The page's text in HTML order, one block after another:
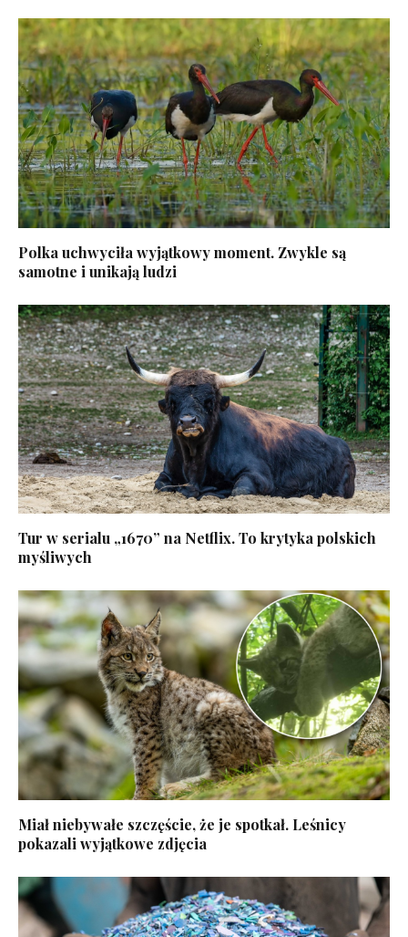
Polka uchwyciła wyjątkowy moment. Zwykle są
samotne i unikają ludzi
Tur w serialu „1670” na Netflix. To krytyka polskich
myśliwych
Miał niebywałe szczęście, że je spotkał. Leśnicy
pokazali wyjątkowe zdjęcia